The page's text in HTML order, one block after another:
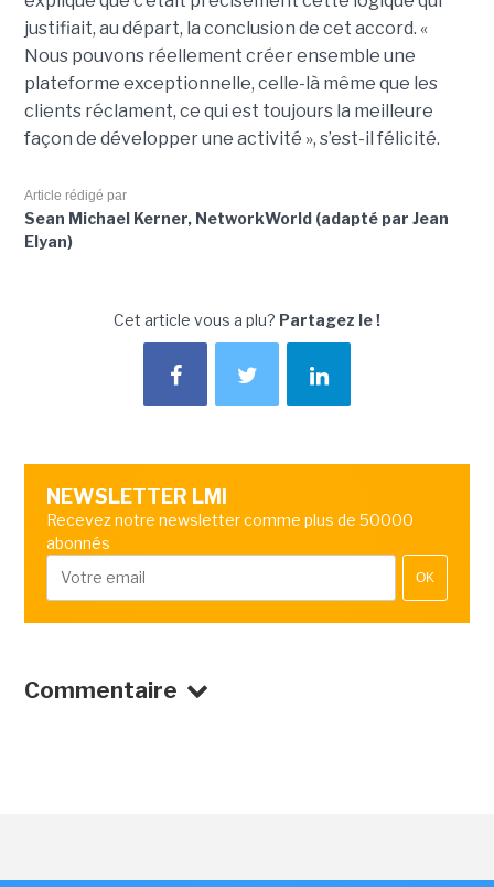
justifiait, au départ, la conclusion de cet accord. «
Nous pouvons réellement créer ensemble une
plateforme exceptionnelle, celle-là même que les
clients réclament, ce qui est toujours la meilleure
façon de développer une activité », s’est-il félicité.
Article rédigé par
Sean Michael Kerner, NetworkWorld (adapté par Jean
Elyan)
Cet article vous a plu? Partagez le !
NEWSLETTER LMI
Recevez notre newsletter comme plus de 50000
abonnés
OK
Commentaire